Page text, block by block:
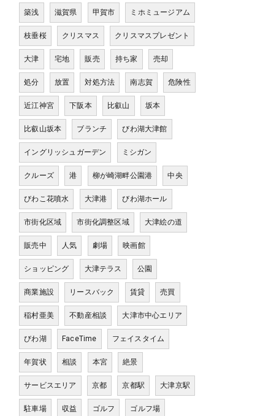
築浅 滋賀県 甲賀市 ミホミュージアム
枝垂桜 クリスマス クリスマスプレゼント
大津 宅地 販売 持ち家 売却
処分 放置 対処方法 南志賀 危険性
近江神宮 下阪本 比叡山 坂本
比叡山坂本 ブランチ びわ湖大津館
イングリッシュガーデン ミシガン
クルーズ 港 柳が崎湖畔公園港 中央
びわこ花噴水 大津港 びわ湖ホール
市街化区域 市街化調整区域 大津絵の道
販売中 人気 劇場 映画館
ショッピング 大津テラス 公園
商業施設 リースバック 賃貸 売買
稲村亜美 不動産相談 大津市中心エリア
びわ湖 FaceTime フェイスタイム
年賀状 相談 本宮 絶景
サービスエリア 京都 京都駅 大津京駅
駐車場 収益 ゴルフ ゴルフ場